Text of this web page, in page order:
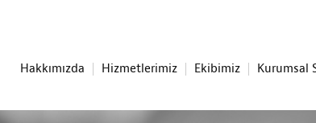
Hakkımızda Hizmetlerimiz Ekibimiz Kurumsal